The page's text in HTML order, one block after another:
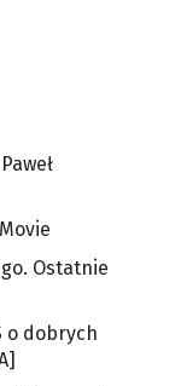
Ostatnie
o dobrych